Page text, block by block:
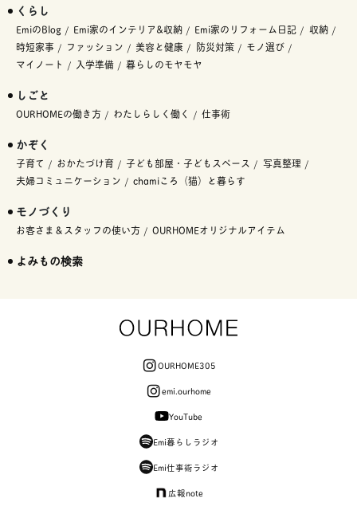
くらし
EmiのBlog Emi家のインテリア&収納 Emi家のリフォーム日記
収納
時短家事
ファッション 美容と健康 防災対策
モノ選び
マイノート
入学準備 暮らしのモヤモヤ
しごと
OURHOMEの働き方 わたしらしく働く 仕事術
かぞく
子育て おかたづけ育 子ども部屋・子どもスペース
写真整理
夫婦コミュニケーション
chamiころ（猫）と暮らす
モノづくり
お客さま＆スタッフの使い方 OURHOMEオリジナルアイテム
よみもの検索
OURHOME305
emi.ourhome
YouTube
Emi暮らしラジオ
Emi仕事術ラジオ
広報note